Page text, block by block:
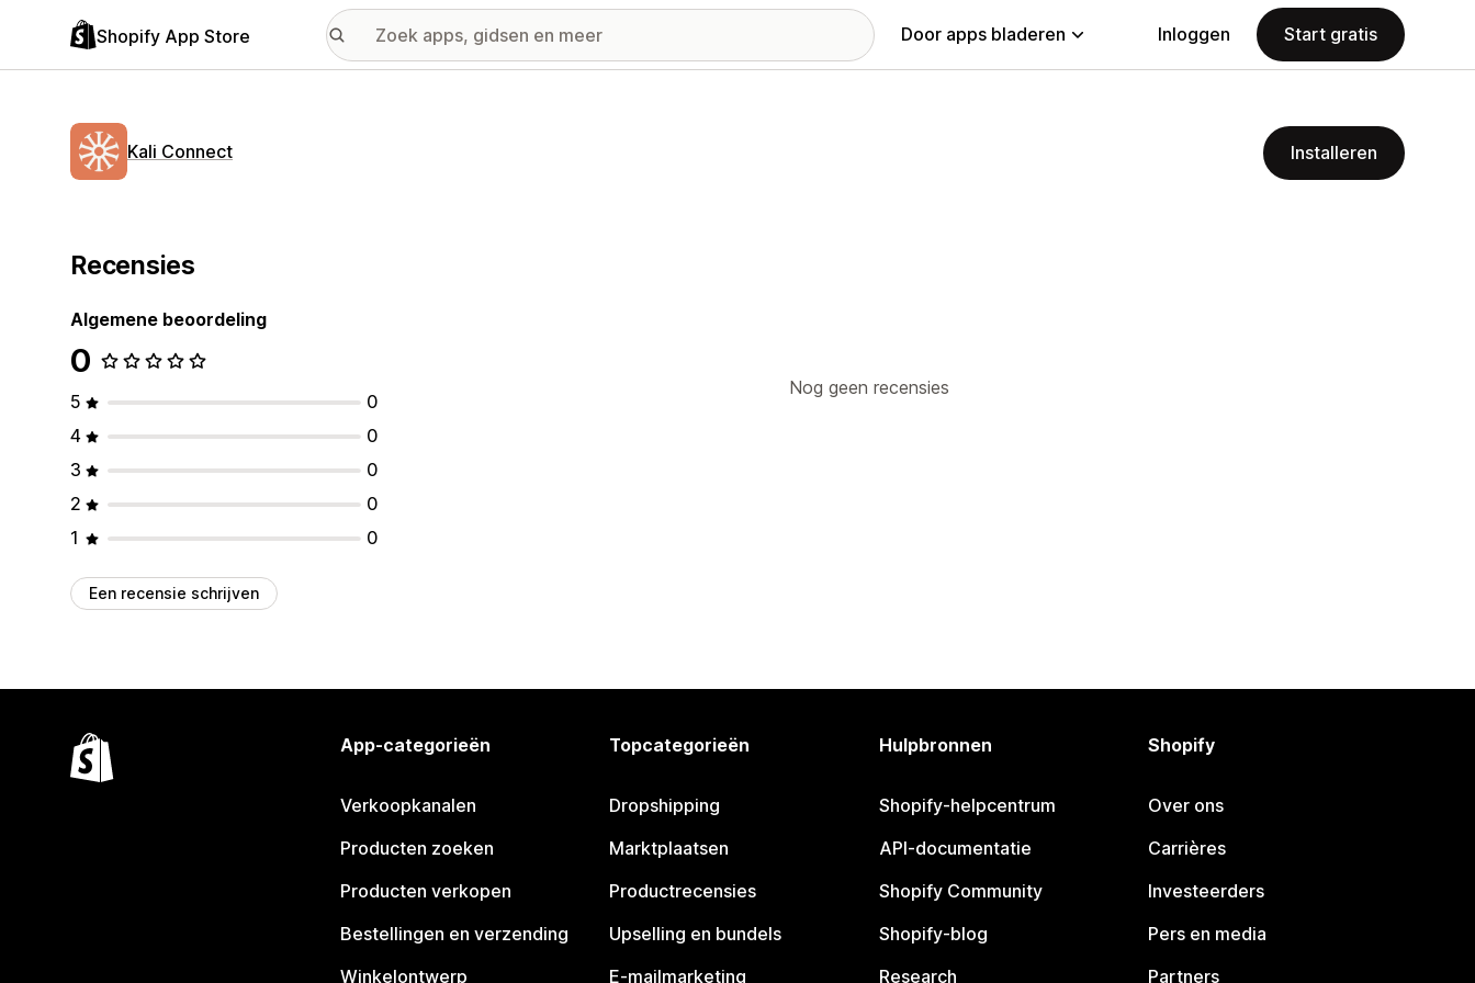
Shopify App Store Door apps bladeren Inloggen Start gratis
Kali Connect Installeren
Recensies
Algemene beoordeling
0
5
0
4
0
3
0
2
0
1
0
Een recensie schrijven
Nog geen recensies
App-categorieën
Verkoopkanalen
Producten zoeken
Producten verkopen
Bestellingen en verzending
Winkelontwerp
Topcategorieën
Dropshipping
Marktplaatsen
Productrecensies
Upselling en bundels
E-mailmarketing
Hulpbronnen
Shopify-helpcentrum
API-documentatie
Shopify Community
Shopify-blog
Research
Shopify
Over ons
Carrières
Investeerders
Pers en media
Partners